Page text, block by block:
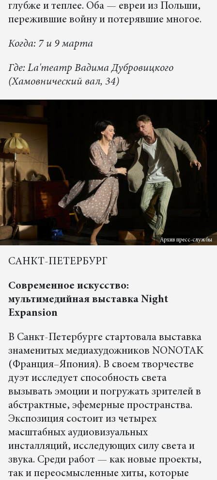
глубже и теплее. Оба — евреи из Польши,
пережившие войну и потерявшие многое.
Когда: 7 и 9 марта
Где: La'театр Вадима Дубровицкого
(Хамовнический вал, 34)
Архив пресс-службы
САНКТ-ПЕТЕРБУРГ
Современное искусство:
мультимедийная выставка Night
Eхpansion
В Санкт-Петербурге стартовала выставка
знаменитых медиахудожников NONOTAK
(Франция–Япония). В своем творчестве
дуэт исследует способность света
вызывать эмоции и погружать зрителей в
абстрактные, эфемерные пространства.
Экспозиция состоит из четырех
масштабных аудиовизуальных
инсталляций, исследующих силу света и
звука. Среди работ — как новые проекты,
так и переосмысленные хиты, которые